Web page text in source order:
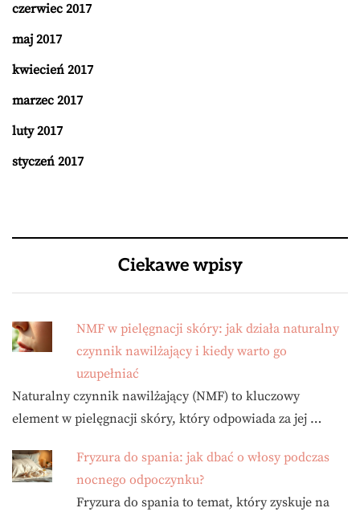
czerwiec 2017
maj 2017
kwiecień 2017
marzec 2017
luty 2017
styczeń 2017
Ciekawe wpisy
NMF w pielęgnacji skóry: jak działa naturalny
czynnik nawilżający i kiedy warto go
uzupełniać
Naturalny czynnik nawilżający (NMF) to kluczowy
element w pielęgnacji skóry, który odpowiada za jej …
Fryzura do spania: jak dbać o włosy podczas
nocnego odpoczynku?
Fryzura do spania to temat, który zyskuje na